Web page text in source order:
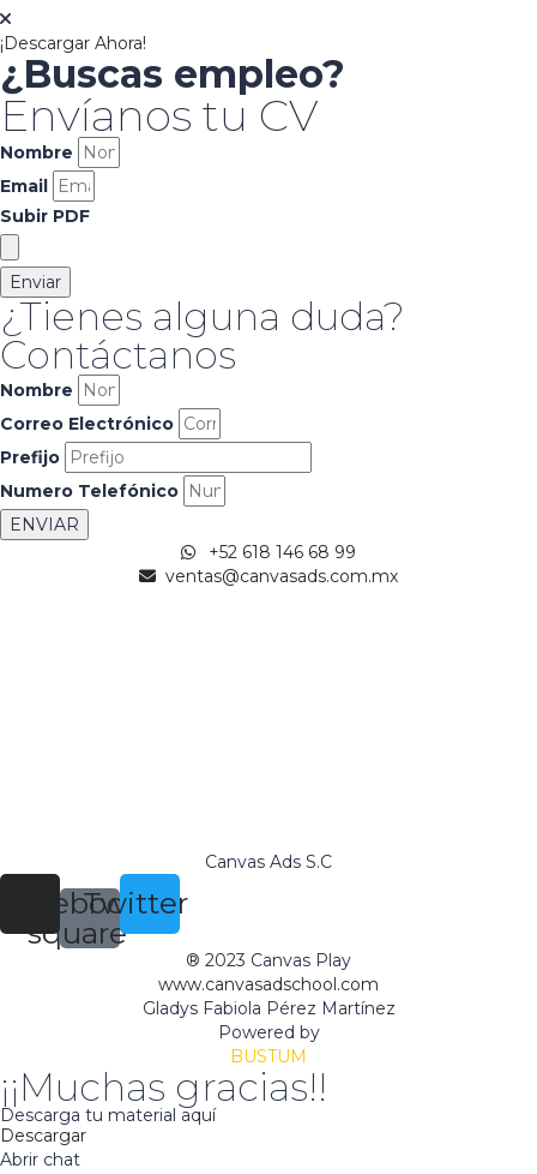
¡Descargar Ahora!
¿Buscas empleo?
Envíanos tu CV
Nombre
Email
Subir PDF
Enviar
¿Tienes alguna duda?
Contáctanos
Nombre
Correo Electrónico
Prefijo
Numero Telefónico
ENVIAR
+52 618 146 68 99
ventas@canvasads.com.mx
Canvas Ads S.C
Facebook-
square
Twitter
® 2023 Canvas Play
www.canvasadschool.com
Gladys Fabiola Pérez Martínez
Powered by
BUSTUM
¡¡Muchas gracias!!
Descarga tu material aquí
Descargar
Abrir chat